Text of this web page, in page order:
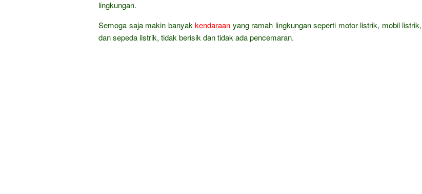
lingkungan.
Semoga saja makin banyak kendaraan yang ramah lingkungan seperti motor listrik, mobil listrik,
dan sepeda listrik, tidak berisik dan tidak ada pencemaran.